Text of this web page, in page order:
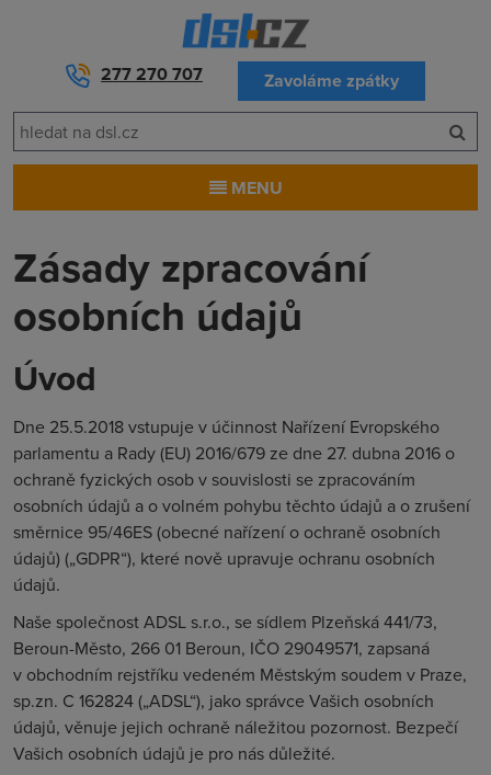
277 270 707 Zavoláme zpátky
MENU
Zásady zpracování
osobních údajů
Úvod
Dne 25.5.2018 vstupuje v účinnost Nařízení Evropského
parlamentu a Rady (EU) 2016/679 ze dne 27. dubna 2016 o
ochraně fyzických osob v souvislosti se zpracováním
osobních údajů a o volném pohybu těchto údajů a o zrušení
směrnice 95/46ES (obecné nařízení o ochraně osobních
údajů) („GDPR“), které nově upravuje ochranu osobních
údajů.
Naše společnost ADSL s.r.o., se sídlem Plzeňská 441/73,
Beroun-Město, 266 01 Beroun, IČO 29049571, zapsaná
v obchodním rejstříku vedeném Městským soudem v Praze,
sp.zn. C 162824 („ADSL“), jako správce Vašich osobních
údajů, věnuje jejich ochraně náležitou pozornost. Bezpečí
Vašich osobních údajů je pro nás důležité.